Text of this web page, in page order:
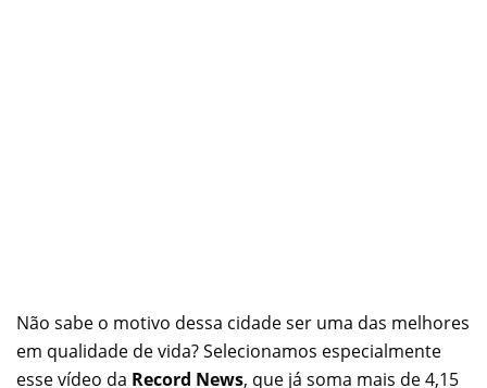
Não sabe o motivo dessa cidade ser uma das melhores
em qualidade de vida? Selecionamos especialmente
esse vídeo da Record News, que já soma mais de 4,15